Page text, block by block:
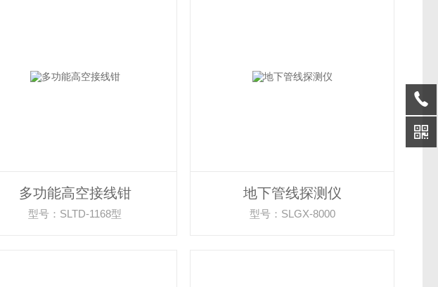
多功能高空接线钳
型号：SLTD-1168型
地下管线探测仪
型号：SLGX-8000